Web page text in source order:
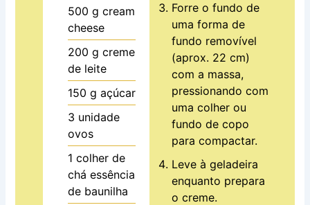
500 g cream
cheese
200 g creme
de leite
150 g açúcar
3 unidade
ovos
1 colher de
chá essência
de baunilha
Forre o fundo de
uma forma de
fundo removível
(aprox. 22 cm)
com a massa,
pressionando com
uma colher ou
fundo de copo
para compactar.
Leve à geladeira
enquanto prepara
o creme.